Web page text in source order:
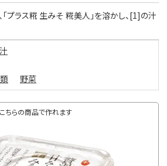
プラス糀 生みそ 糀美人」を溶かし、[1]の汁
野菜
こちらの商品で作れます